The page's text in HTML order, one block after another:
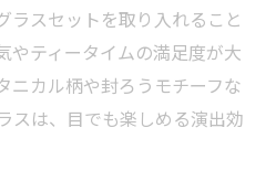
ラスセットを取り入れること
やティータイムの満足度が大
ニカル柄や封ろうモチーフな
スは、目でも楽しめる演出効